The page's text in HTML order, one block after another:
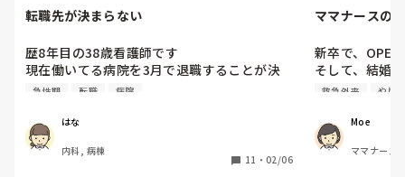
転職先が決まらない
歴8年目の38歳看護師です
現在働いてる病院を3月で退職することが決
まっています。急性期を希望していますが、
これまで転職回数が2回あり、次で3回目にな
ります。
短期離職もあり、年齢もいっているためか書
急性期 転職 病院
はな
内科, 病棟
11 ・ 02/06
ママナースの
新卒で、OPE
そして、結婚
す！
子どもが保育
保育園探しと
クリニック勤
救急外来 やり
Moe
ママナース,